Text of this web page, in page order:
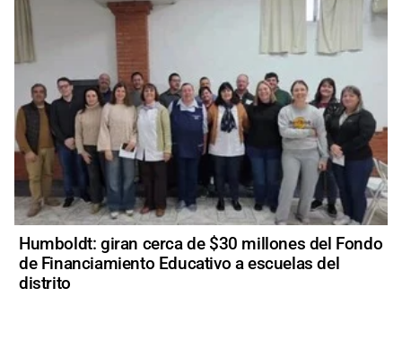
Humboldt: giran cerca de $30 millones del Fondo
de Financiamiento Educativo a escuelas del
distrito